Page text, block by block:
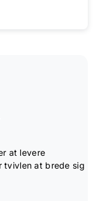
at levere
tvivlen at brede sig